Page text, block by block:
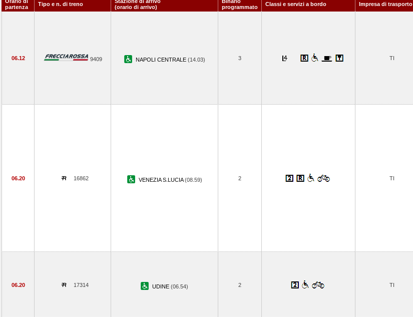
partenza
Tipo e n. di treno
(orario di arrivo)
programmato
Classi e servizi a bordo Impresa di trasporto
06.12 9409 NAPOLI CENTRALE (14.03) 3 TI
06.20 16862 VENEZIA S.LUCIA(08.59) 2 TI
06.20 17314 UDINE (06.54) 2 TI